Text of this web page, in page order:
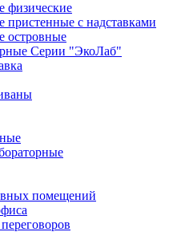
физические
пристенные с надставками
островные
Серии "ЭкоЛаб"
помещений